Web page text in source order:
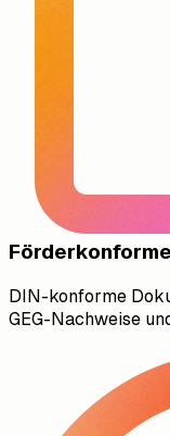
DIN-konforme
GEG-Nachweise